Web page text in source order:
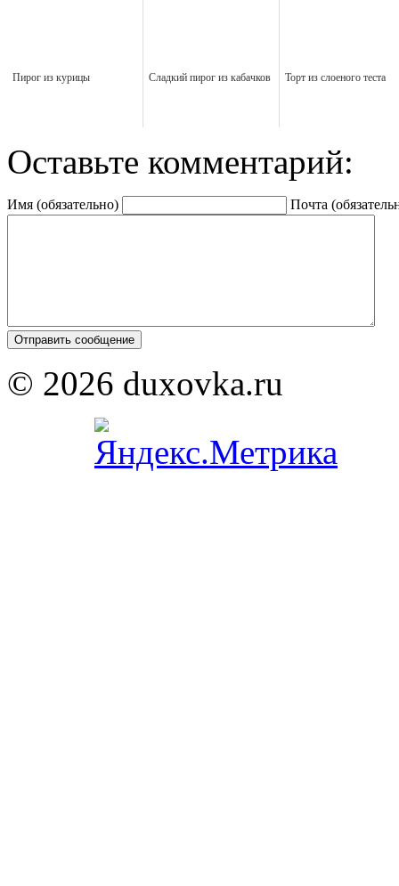
Пирог из курицы Сладкий пирог из кабачков Торт из слоеного теста
Оставьте комментарий:
Имя (обязательно) Почта
© 2026 duxovka.ru